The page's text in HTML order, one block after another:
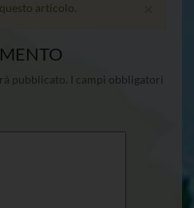
articolo.
pubblicato.
I campi obbligatori